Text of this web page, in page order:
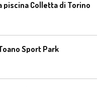
piscina Colletta di Torino
Sport Park